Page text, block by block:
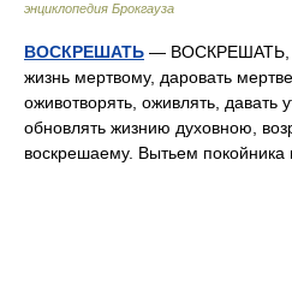
энциклопедия Брокгауза
ВОСКРЕШАТЬ — ВОСКРЕШАТЬ,
жизнь мертвому, даровать
оживотворять, оживлять, давать
обновлять жизнию духовною,
воскрешаему. Вытьем